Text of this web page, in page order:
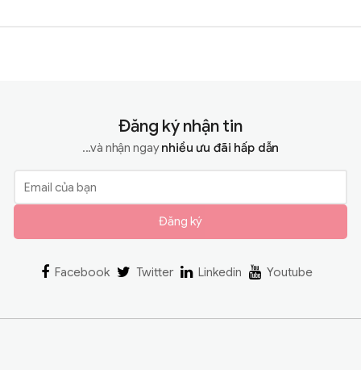
Đăng ký nhận tin
...và nhận ngaynhiều ưu đãi hấp dẫn
Đăng ký
Facebook Twitter Linkedin Youtube